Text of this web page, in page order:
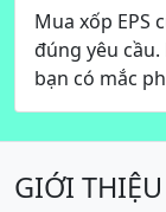
Mua xốp EPS
đúng yêu
bạn có mắc
GIỚI